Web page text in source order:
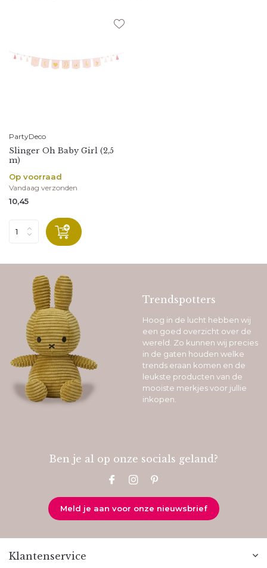
PartyDeco
Slinger Oh Baby Girl (2,5
m)
Op voorraad
Vandaag verzonden
10,45
Trendspotters
Hoog in de lucht hebben wij
een goed overzicht over de
wereld. Zo kunnen wij precies
in de gaten houden welke
trends eraan komen en de
leukste producten van de
mooiste merkjes voor jullie
inkopen.
Ben je al op onze socials geland?
Meld je aan voor onze nieuwsbrief
Klantenservice